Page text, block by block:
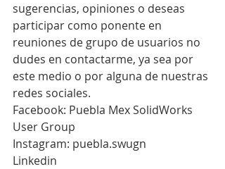
sugerencias, opiniones o deseas
participar como ponente en
reuniones de grupo de usuarios no
dudes en contactarme, ya sea por
este medio o por alguna de nuestras
redes sociales.
Facebook: Puebla Mex SolidWorks
User Group
Instagram: puebla.swugn
Linkedin